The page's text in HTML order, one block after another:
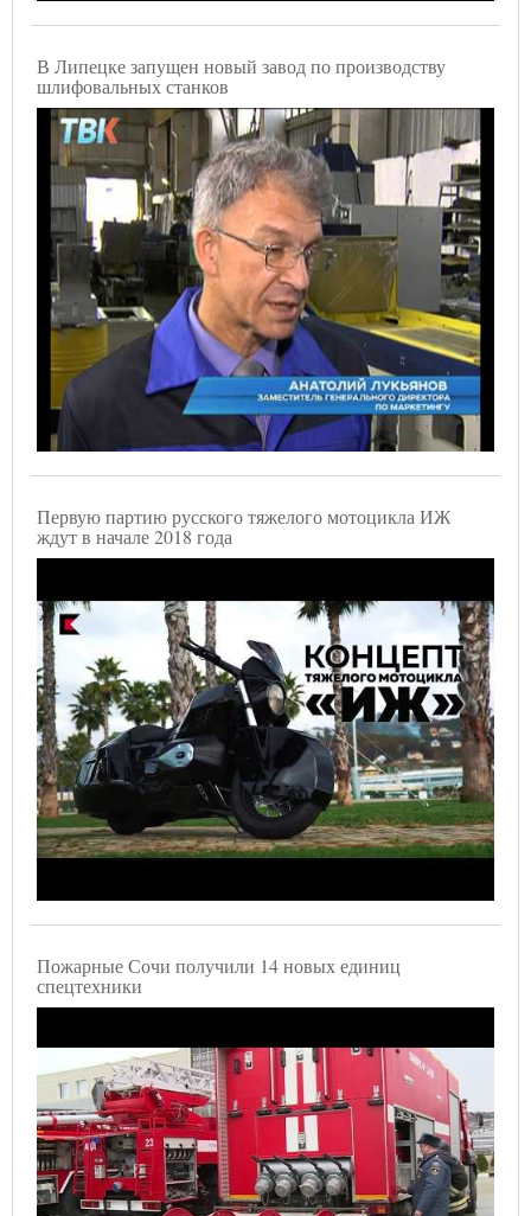
В Липецке запущен новый завод по производству
шлифовальных станков
Первую партию русского тяжелого мотоцикла ИЖ
ждут в начале 2018 года
Пожарные Сочи получили 14 новых единиц
спецтехники